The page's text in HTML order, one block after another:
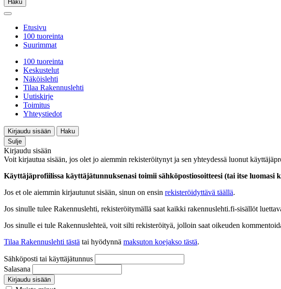
Haku
Etusivu
100 tuoreinta
Suurimmat
100 tuoreinta
Keskustelut
Näköislehti
Tilaa Rakennuslehti
Uutiskirje
Toimitus
Yhteystiedot
Kirjaudu sisään
Haku
Sulje
Kirjaudu sisään
Voit kirjautua sisään, jos olet jo aiemmin rekisteröitynyt ja sen yhteydessä luonut
Käyttäjäprofiilissa käyttäjätunnuksenasi toimii sähköpostiosoitteesi (tai itse luomasi
Jos et ole aiemmin kirjautunut sisään, sinun on ensin rekisteröidyttävä täällä.
Jos sinulle tulee Rakennuslehti, rekisteröitymällä saat kaikki rakennuslehti.fi-sisällöt
Jos sinulle ei tule Rakennuslehteä, voit silti rekisteröityä, jolloin saat oikeuden
Tilaa Rakennuslehti tästä tai hyödynnä maksuton koejakso tästä.
Sähköposti tai käyttäjätunnus
Salasana
Kirjaudu sisään